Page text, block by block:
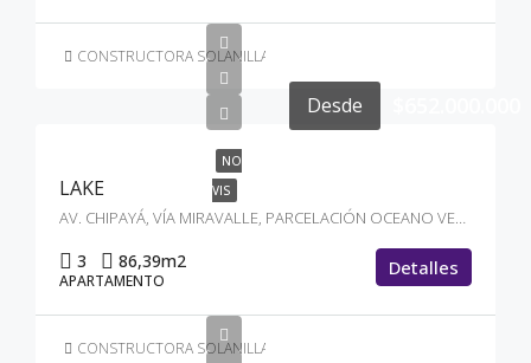
CONSTRUCTORA SOLANILLAS
NO
VIS
Desde
LAKE
AV. CHIPAYÁ, VÍA MIRAVALLE, PARCELACIÓN OCEANO VERDE
3 86,39m2
APARTAMENTO
Detalles
CONSTRUCTORA SOLANILLAS